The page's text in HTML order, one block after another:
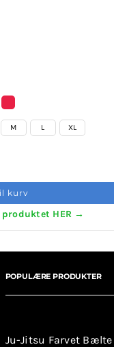
M L XL
kurv
produktet HER →
POPULÆRE PRODUKTER
Ju-Jitsu Farvet Bælte